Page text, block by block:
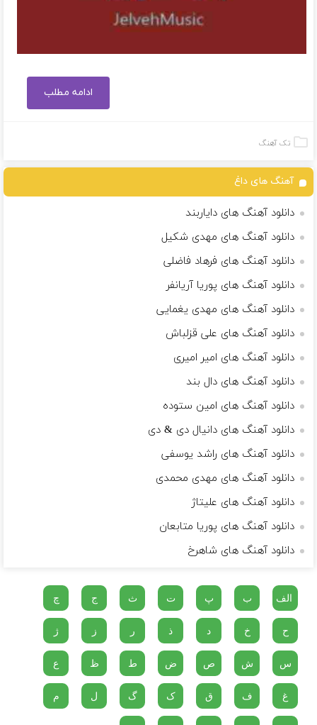
ادامه مطلب
تک آهنگ
آهنگ های داغ
دانلود آهنگ های دایاربند
دانلود آهنگ های مهدی شکیل
دانلود آهنگ های فرهاد فاضلی
دانلود آهنگ های پوریا آریانفر
دانلود آهنگ های مهدی یغمایی
دانلود آهنگ های علی قزلباش
دانلود آهنگ های امیر امیری
دانلود آهنگ های دال بند
دانلود آهنگ های امین ستوده
دانلود آهنگ های دانیال دی & دی
دانلود آهنگ های راشد یوسفی
دانلود آهنگ های مهدی محمدی
دانلود آهنگ های علیتاژ
دانلود آهنگ های پوریا متابعان
دانلود آهنگ های شاهرخ
الف ب پ ت ث ج چ
ح خ د ذ ر ز ژ
س ش ص ض ط ظ ع
غ ف ق ک گ ل م